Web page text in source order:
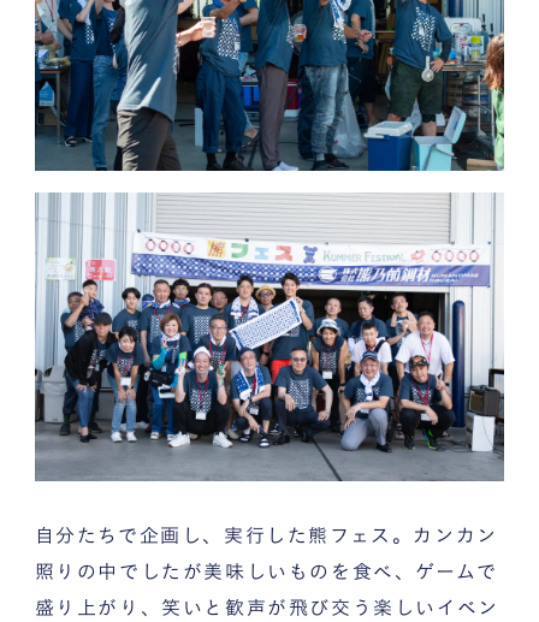
自分たちで企画し、実行した熊フェス。カンカン
照りの中でしたが美味しいものを食べ、ゲームで
盛り上がり、笑いと歓声が飛び交う楽しいイベン